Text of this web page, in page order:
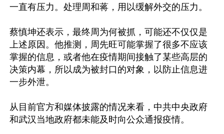
一直有压力。处理周和蒋，用以缓解外交的压力。
蔡慎坤还表示，最终周为何被抓，可能还不仅仅是
上述原因。他推测，周先旺可能掌握了很多不应该
掌握的信息，或者他在疫情期间接触了某些高层的
决策内幕，所以成为被封口的对象，以防止信息进
一步外泄。
从目前官方和媒体披露的情况来看，中共中央政府
和武汉当地政府都未能及时向公众通报疫情。